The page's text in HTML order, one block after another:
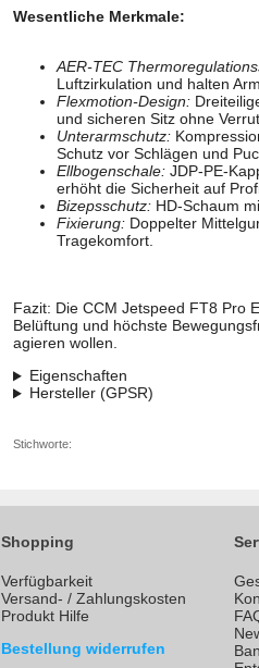
Wesentliche Merkmale:
AER-TEC
Luftzirkulation und halten
Flexmotion-Design:
und sicheren Sitz ohne
Unterarmschutz:
Schutz vor Schlägen und
Ellbogenschale: JDP-PE-
erhöht die Sicherheit auf
Bizepsschutz: HD-Schaum
Fixierung: Doppelter
Tragekomfort.
Fazit: Die CCM Jetspeed FT8 Pro
Belüftung und höchste
agieren wollen.
Eigenschaften
Hersteller (GPSR)
Stichworte:
Shopping
Verfügbarkeit
Versand- / Zahlungskosten
Produkt Hilfe
Bestellung widerrufen